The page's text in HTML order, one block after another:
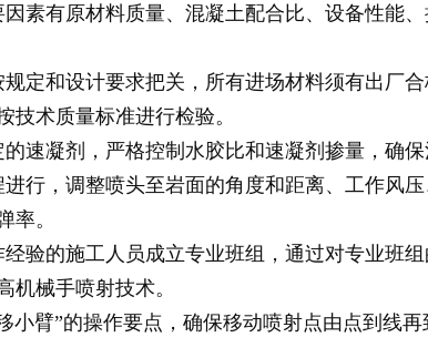
素有原材料质量、混凝土配合比、设备性能
定和设计要求把关，所有进场材料须有出厂
技术质量标准进行检验。
速凝剂，严格控制水胶比和速凝剂掺量，确
行，调整喷头至岩面的角度和距离、工作风
率。
验的施工人员成立专业班组，通过对专业班
机械手喷射技术。
小臂”的操作要点，确保移动喷射点由点到线